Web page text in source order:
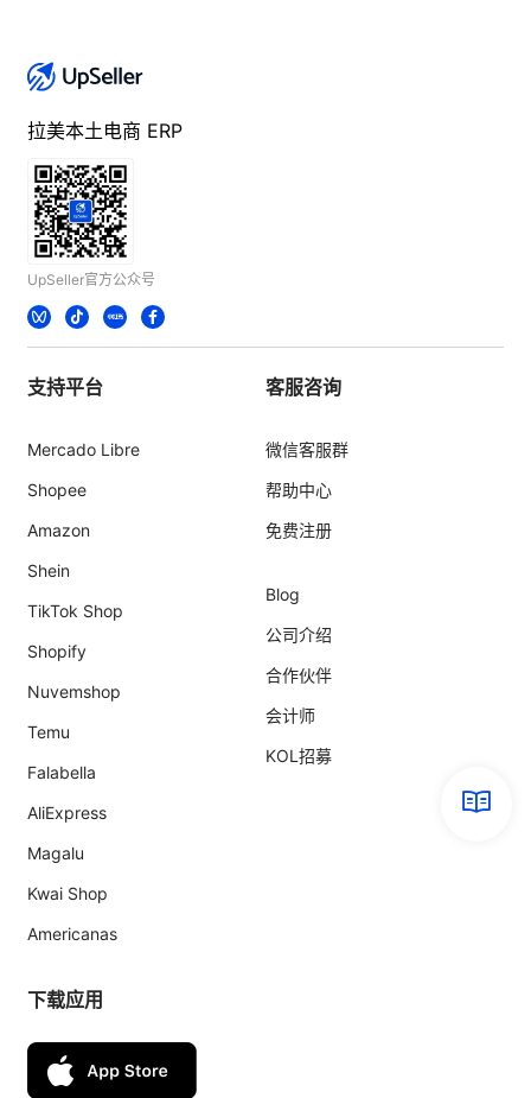
拉美本土电商 ERP
UpSeller官方公众号
支持平台
Mercado Libre
Shopee
Amazon
Shein
TikTok Shop
Shopify
Nuvemshop
Temu
Falabella
AliExpress
Magalu
Kwai Shop
Americanas
客服咨询
微信客服群
帮助中心
免费注册
Blog
公司介绍
合作伙伴
会计师
KOL招募
下载应用